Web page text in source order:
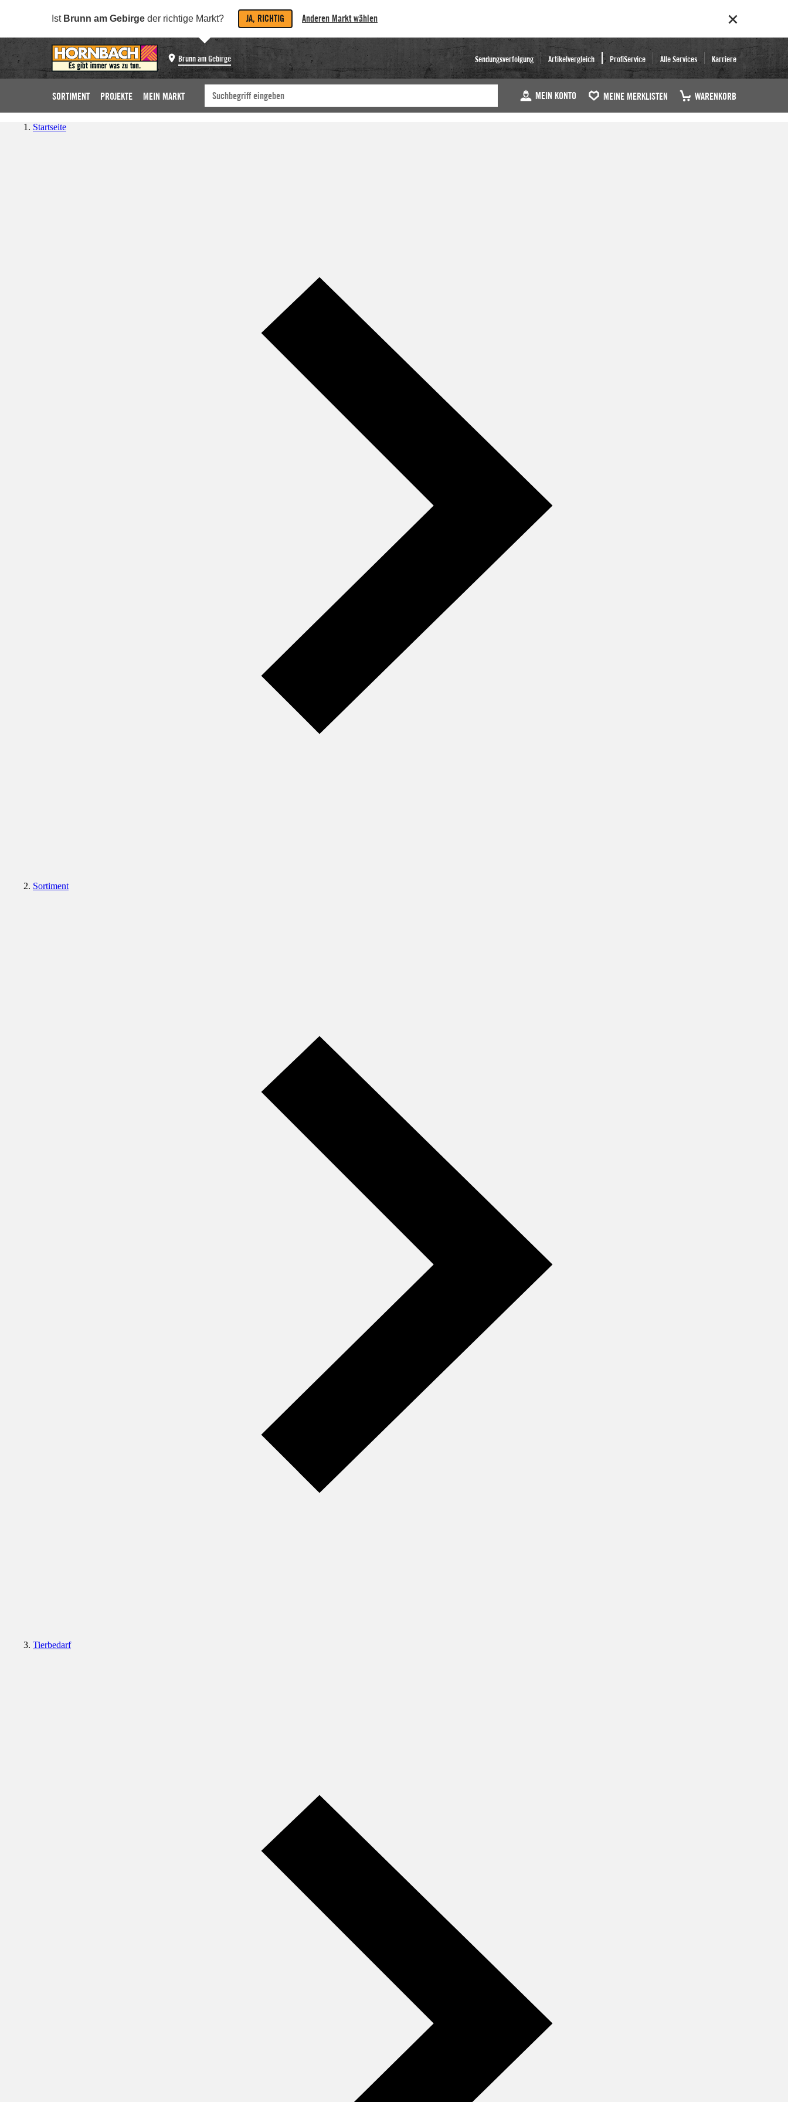
Ist Brunn am Gebirge der richtige Markt? JA, RICHTIG Anderen Markt wählen
Brunn am Gebirge Sendungsverfolgung Artikelvergleich ProfiService Alle Services Karriere
SORTIMENT PROJEKTE MEIN MARKT MEIN KONTO MEINE MERKLISTEN WARENKORB
Startseite
Sortiment
Tierbedarf